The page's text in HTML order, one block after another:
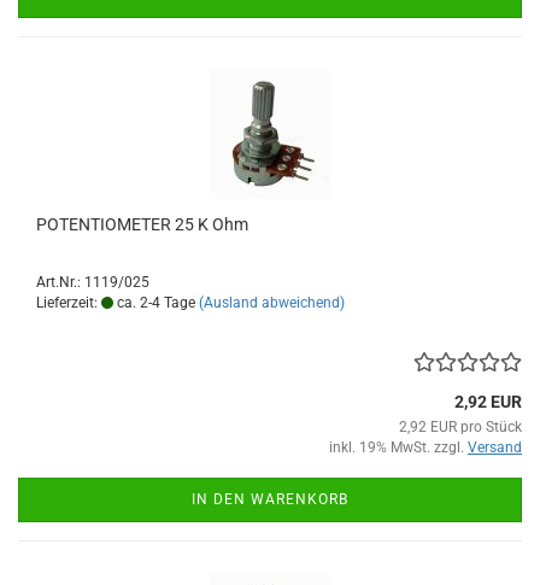
POTENTIOMETER 25 K Ohm
Art.Nr.: 1119/025
Lieferzeit:
ca. 2-4 Tage (Ausland abweichend)
2,92 EUR
2,92 EUR pro Stück
inkl. 19% MwSt. zzgl. Versand
IN DEN WARENKORB